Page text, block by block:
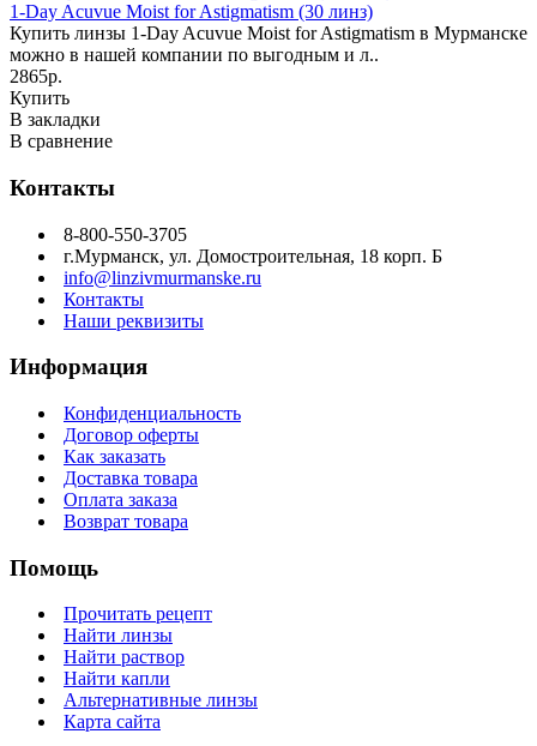
1-Day Acuvue Moist for Astigmatism (30 линз)
Купить линзы 1-Day Acuvue Moist for Astigmatism в Мурманске
можно в нашей компании по выгодным и л..
2865р.
Купить
В закладки
В сравнение
Контакты
8-800-550-3705
г.Мурманск, ул. Домостроительная, 18 корп. Б
info@linzivmurmanske.ru
Контакты
Наши реквизиты
Информация
Конфиденциальность
Договор оферты
Как заказать
Доставка товара
Оплата заказа
Возврат товара
Помощь
Прочитать рецепт
Найти линзы
Найти раствор
Найти капли
Альтернативные линзы
Карта сайта